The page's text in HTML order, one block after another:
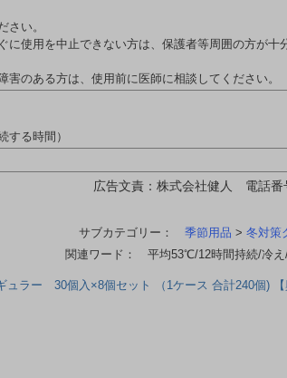
さい。
に使用を中止できない方は、保護者等周囲の方が十
害のある方は、使用前に医師に相談してください。
る時間）
広告文責：株式会社健人 電話
サブカテゴリー： 季節用品 > 冬対策
関連ワード： 平均53℃/12時間持続/冷え
ラー 30個入×8個セット （1ケース 合計240個) 【